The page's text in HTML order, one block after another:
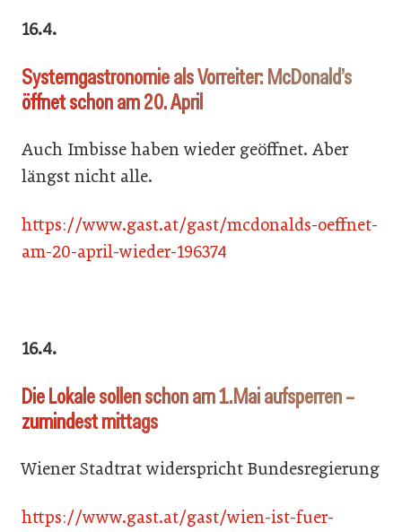
16.4.
Systemgastronomie als Vorreiter: McDonald’s
öffnet schon am 20. April
Auch Imbisse haben wieder geöffnet. Aber
längst nicht alle.
https://www.gast.at/gast/mcdonalds-oeffnet-
am-20-april-wieder-196374
16.4.
Die Lokale sollen schon am 1.Mai aufsperren –
zumindest mittags
Wiener Stadtrat widerspricht Bundesregierung
https://www.gast.at/gast/wien-ist-fuer-